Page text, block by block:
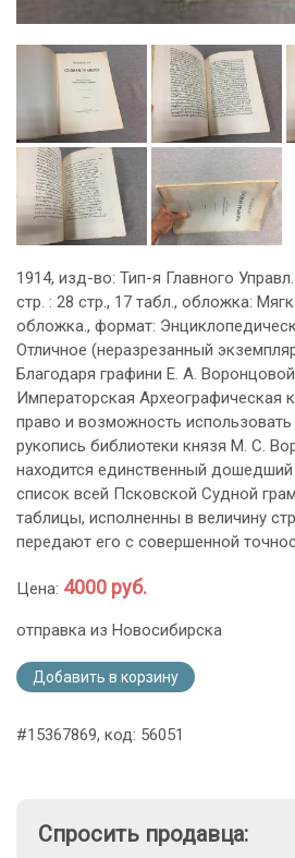
1914, изд-во: Тип-я Главного
стр. : 28 стр., 17 табл., обложка:
обложка., формат:
Отличное (неразрезанный
Благодаря графини Е. А.
Императорская Археографическая
право и возможность
рукопись библиотеки князя М. С.
находится единственный
список всей Псковской Судной
таблицы, исполненны в величину
передают его с совершенной
Цена: 4000 руб.
отправка из Новосибирска
Добавить в корзину
#15367869, код: 56051
Спросить продавца: